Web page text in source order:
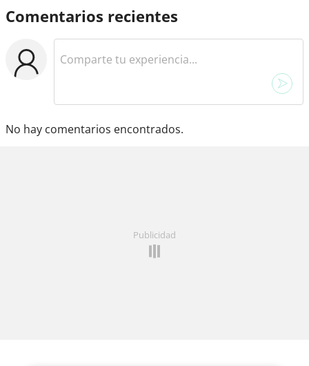
Comentarios recientes
No hay comentarios encontrados.
Publicidad